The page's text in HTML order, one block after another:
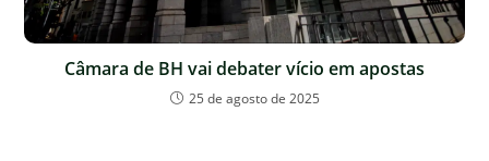
Câmara de BH vai debater vício em apostas
25 de agosto de 2025